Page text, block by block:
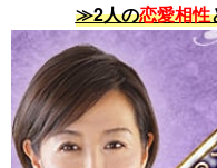
≫2人の恋愛相性